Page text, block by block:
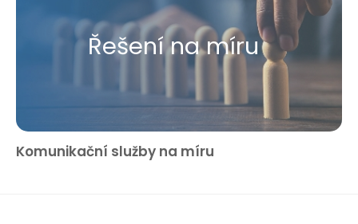
Řešení na míru
Komunikační služby na míru